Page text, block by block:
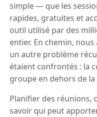
simple — que les
rapides, gratuites et
outil utilisé par des
entier. En chemin,
un autre problème
étaient confrontés : la
groupe en dehors de
Planifier des réunions,
savoir qui peut